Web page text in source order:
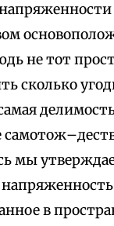
не тот
сколько
мы
в